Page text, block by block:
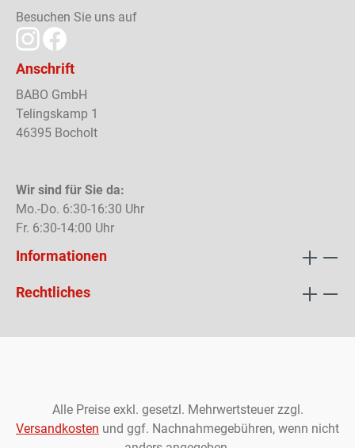
Besuchen Sie uns auf
Anschrift
BABO GmbH
Telingskamp 1
46395 Bocholt
Wir sind für Sie da:
Mo.-Do. 6:30-16:30 Uhr
Fr. 6:30-14:00 Uhr
Informationen
Rechtliches
Alle Preise exkl. gesetzl. Mehrwertsteuer zzgl.
Versandkosten und ggf. Nachnahmegebühren, wenn nicht